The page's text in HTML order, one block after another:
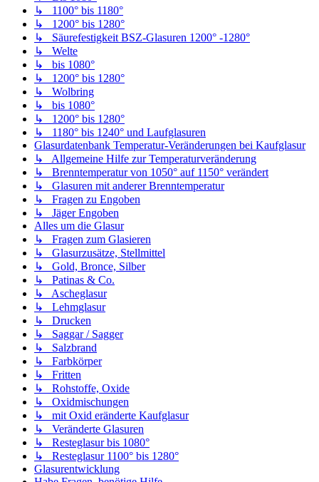
↳ 1100° bis 1180°
↳ 1200° bis 1280°
↳ Säurefestigkeit BSZ-Glasuren 1200° -1280°
↳ Welte
↳ bis 1080°
↳ 1200° bis 1280°
↳ Wolbring
↳ bis 1080°
↳ 1200° bis 1280°
↳ 1180° bis 1240° und Laufglasuren
Glasurdatenbank Temperatur-Veränderungen bei Kaufglasur
↳ Allgemeine Hilfe zur Temperaturveränderung
↳ Brenntemperatur von 1050° auf 1150° verändert
↳ Glasuren mit anderer Brenntemperatur
↳ Fragen zu Engoben
↳ Jäger Engoben
Alles um die Glasur
↳ Fragen zum Glasieren
↳ Glasurzusätze, Stellmittel
↳ Gold, Bronce, Silber
↳ Patinas & Co.
↳ Ascheglasur
↳ Lehmglasur
↳ Drucken
↳ Saggar / Sagger
↳ Salzbrand
↳ Farbkörper
↳ Fritten
↳ Rohstoffe, Oxide
↳ Oxidmischungen
↳ mit Oxid eränderte Kaufglasur
↳ Veränderte Glasuren
↳ Resteglasur bis 1080°
↳ Resteglasur 1100° bis 1280°
Glasurentwicklung